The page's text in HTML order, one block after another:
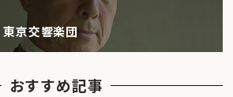
京交響楽団
おすすめ記事